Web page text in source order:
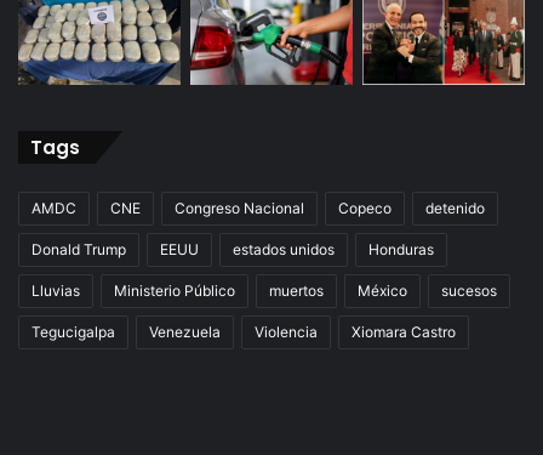
Tags
AMDC CNE Congreso Nacional Copeco detenido
Donald Trump EEUU estados unidos Honduras
Lluvias Ministerio Público muertos México sucesos
Tegucigalpa Venezuela Violencia Xiomara Castro